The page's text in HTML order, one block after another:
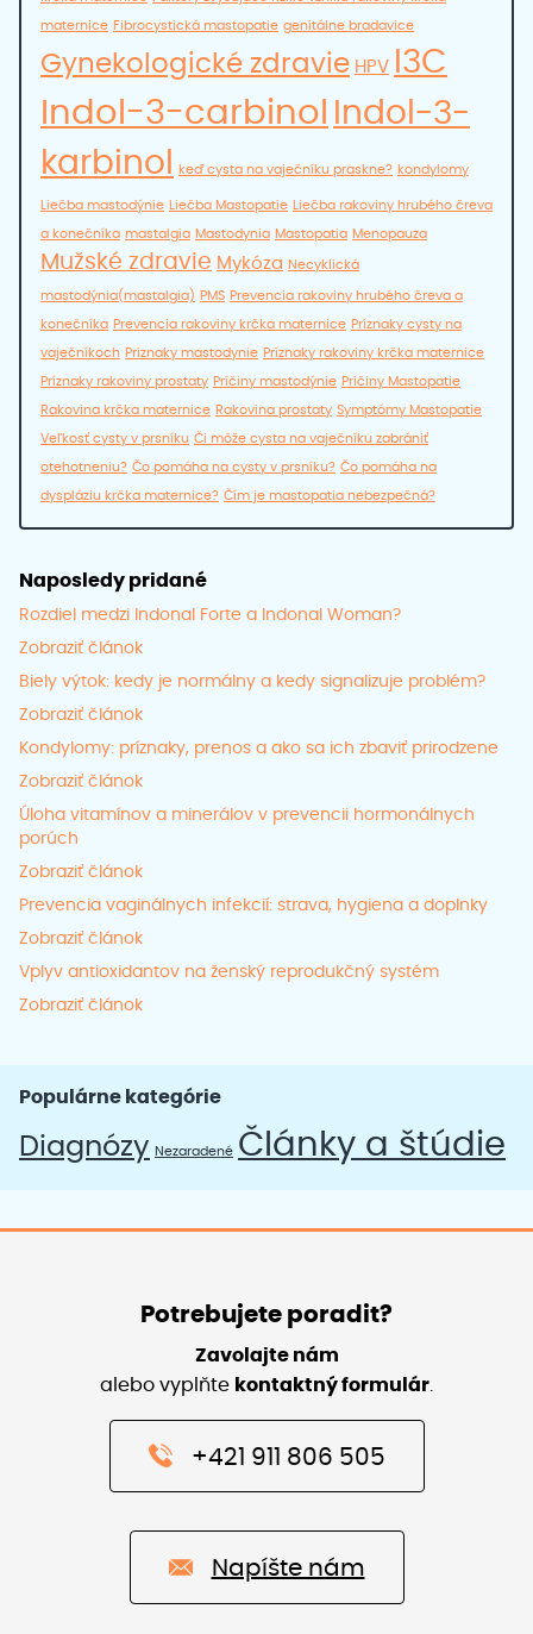
maternice Fibrocystická mastopatie genitálne bradavice
Gynekologické zdravie HPV I3C
Indol-3-carbinol
Indol-3-
karbinol
keď cysta na vaječníku praskne? kondylomy
Liečba mastodýnie Liečba Mastopatie Liečba rakoviny hrubého čreva
a konečníka mastalgia Mastodynia Mastopatia Menopauza
Mužské zdravie Mykóza Necyklická
mastodýnia(mastalgia) PMS Prevencia rakoviny hrubého čreva a
konečníka Prevencia rakoviny krčka maternice Príznaky cysty na
vaječníkoch Príznaky mastodynie Príznaky rakoviny krčka maternice
Príznaky rakoviny prostaty Príčiny mastodýnie Príčiny Mastopatie
Rakovina krčka maternice Rakovina prostaty Symptómy Mastopatie
Veľkosť cysty v prsníku Či môže cysta na vaječníku zabrániť
otehotneniu? Čo pomáha na cysty v prsníku? Čo pomáha na
dyspláziu krčka maternice? Čím je mastopatia nebezpečná?
Naposledy pridané
Rozdiel medzi Indonal Forte a Indonal Woman?
Zobraziť článok
Biely výtok: kedy je normálny a kedy signalizuje problém?
Zobraziť článok
Kondylomy: príznaky, prenos a ako sa ich zbaviť prirodzene
Zobraziť článok
Úloha vitamínov a minerálov v prevencii hormonálnych
porúch
Zobraziť článok
Prevencia vaginálnych infekcií: strava, hygiena a doplnky
Zobraziť článok
Vplyv antioxidantov na ženský reprodukčný systém
Zobraziť článok
Populárne kategórie
Diagnózy Nezaradené Články a štúdie
Potrebujete poradit?
Zavolajte nám
alebo vyplňte kontaktný formulár
+421 911 806 505
Napíšte nám